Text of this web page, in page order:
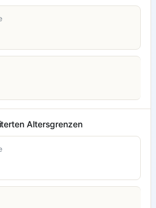
Altersgrenzen